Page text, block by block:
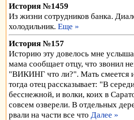
История №1459
Из жизни сотрудников банка.
холодильник. Еще »
История №157
Историю эту довелось мне
мама сообщает отцу, что звонил
"ВИКИНГ что ли?". Мать смеется и
тогда отец рассказывает: "В
бесснежной, и волки, коих в
совсем озверели. В отдельных
рвали на части все что Далее »